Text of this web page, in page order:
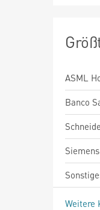
ASML
Banco
Weitere